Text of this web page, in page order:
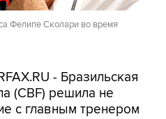
Фелипе Сколари во время
- Бразильская
(CBF) решила не
с главным тренером